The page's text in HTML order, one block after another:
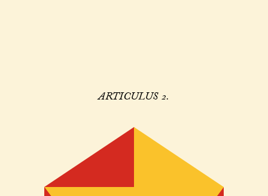
ARTICULUS 2.